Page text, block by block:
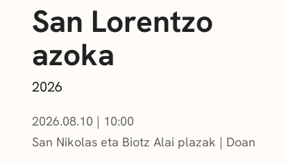
San Lorentzo
azoka
2026
2026.08.10 | 10:00
San Nikolas eta Biotz Alai plazak
Doan